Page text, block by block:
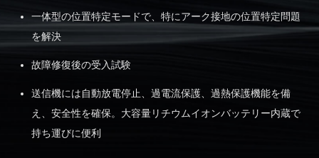
一体型の位置特定モードで、特にアーク接地の位置特定問題
を解決
故障修復後の受入試験
送信機には自動放電停止、過電流保護、過熱保護機能を備
え、安全性を確保。大容量リチウムイオンバッテリー内蔵で
持ち運びに便利